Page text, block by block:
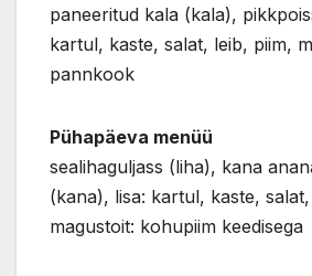
paneeritud kala (kala),
kartul, kaste, salat, leib, piim,
pannkook
Pühapäeva menüü
sealihaguljass (liha), kana
(kana), lisa: kartul, kaste,
magustoit: kohupiim keedisega